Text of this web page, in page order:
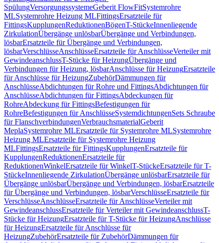
SpülungVersorgungssystemeGeberit FlowFitSystemrohre
MLSystemrohre Heizung MLFittingsErsatzteile für
FittingsKupplungenReduktionenBögenT-StückeInnenliegende
ZirkulationÜbergänge unlösbarÜbergänge und Verbindungen,
lösbarErsatzteile für Übergänge und Verbindungen,
lösbarVerschlüsseAnschlüsseErsatzteile für AnschlüsseVerteiler mit
GewindeanschlussT-Stücke für HeizungÜbergänge und
Verbindungen für Heizung, lösbarAnschlüsse für HeizungErsatzteile
für Anschlüsse für HeizungZubehörDämmungen für
AnschlüsseAbdichtungen für Rohre und FittingsAbdichtungen für
AnschlüsseAbdichtungen für FittingsAbdeckungen für
RohreAbdeckung für FittingsBefestigungen für
RohreBefestigungen für AnschlüsseSystemdichtungenSets Schraube
für FlanschverbindungenVerbrauchsmaterialGeberit
MeplaSystemrohre MLErsatzteile für Systemrohre MLSystemrohre
Heizung MLErsatzteile für Systemrohre Heizung
MLFittingsErsatzteile für FittingsKupplungenErsatzteile für
KupplungenReduktionenErsatzteile für
ReduktionenWinkelErsatzteile für WinkelT-StückeErsatzteile für T-
StückeInnenliegende ZirkulationÜbergänge unlösbarErsatzteile für
Übergänge unlösbarÜbergänge und Verbindungen, lösbarErsatzteile
für Übergänge und Verbindungen, lösbarVerschlüsseErsatzteile für
VerschlüsseAnschlüsseErsatzteile für AnschlüsseVerteiler mit
GewindeanschlussErsatzteile für Verteiler mit GewindeanschlussT-
Stücke für HeizungErsatzteile für T-Stücke für HeizungAnschlüsse
für HeizungErsatzteile für Anschlüsse für
HeizungZubehörErsatzteile für ZubehörDämmungen für